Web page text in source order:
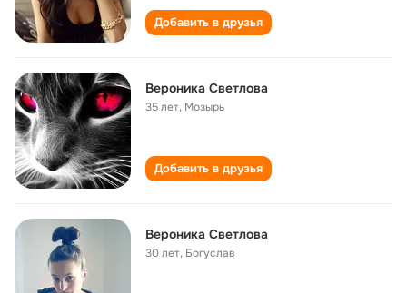
Добавить в друзья
Вероника Светлова
35 лет, Мозырь
Добавить в друзья
Вероника Светлова
30 лет, Богуслав